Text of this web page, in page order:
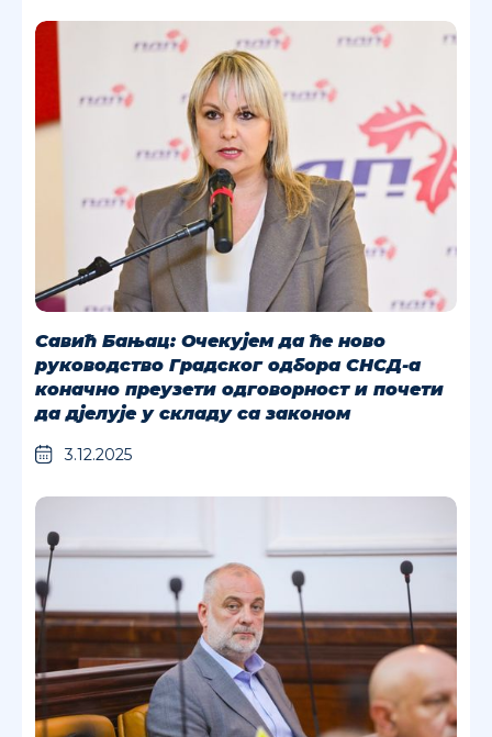
Савић Бањац: Очекујем да ће ново
руководство Градског одбора СНСД-а
коначно преузети одговорност и почети
да дјелује у складу са законом
3.12.2025